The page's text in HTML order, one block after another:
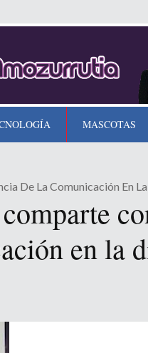
MASCOTAS
De La Comunicación En
en la